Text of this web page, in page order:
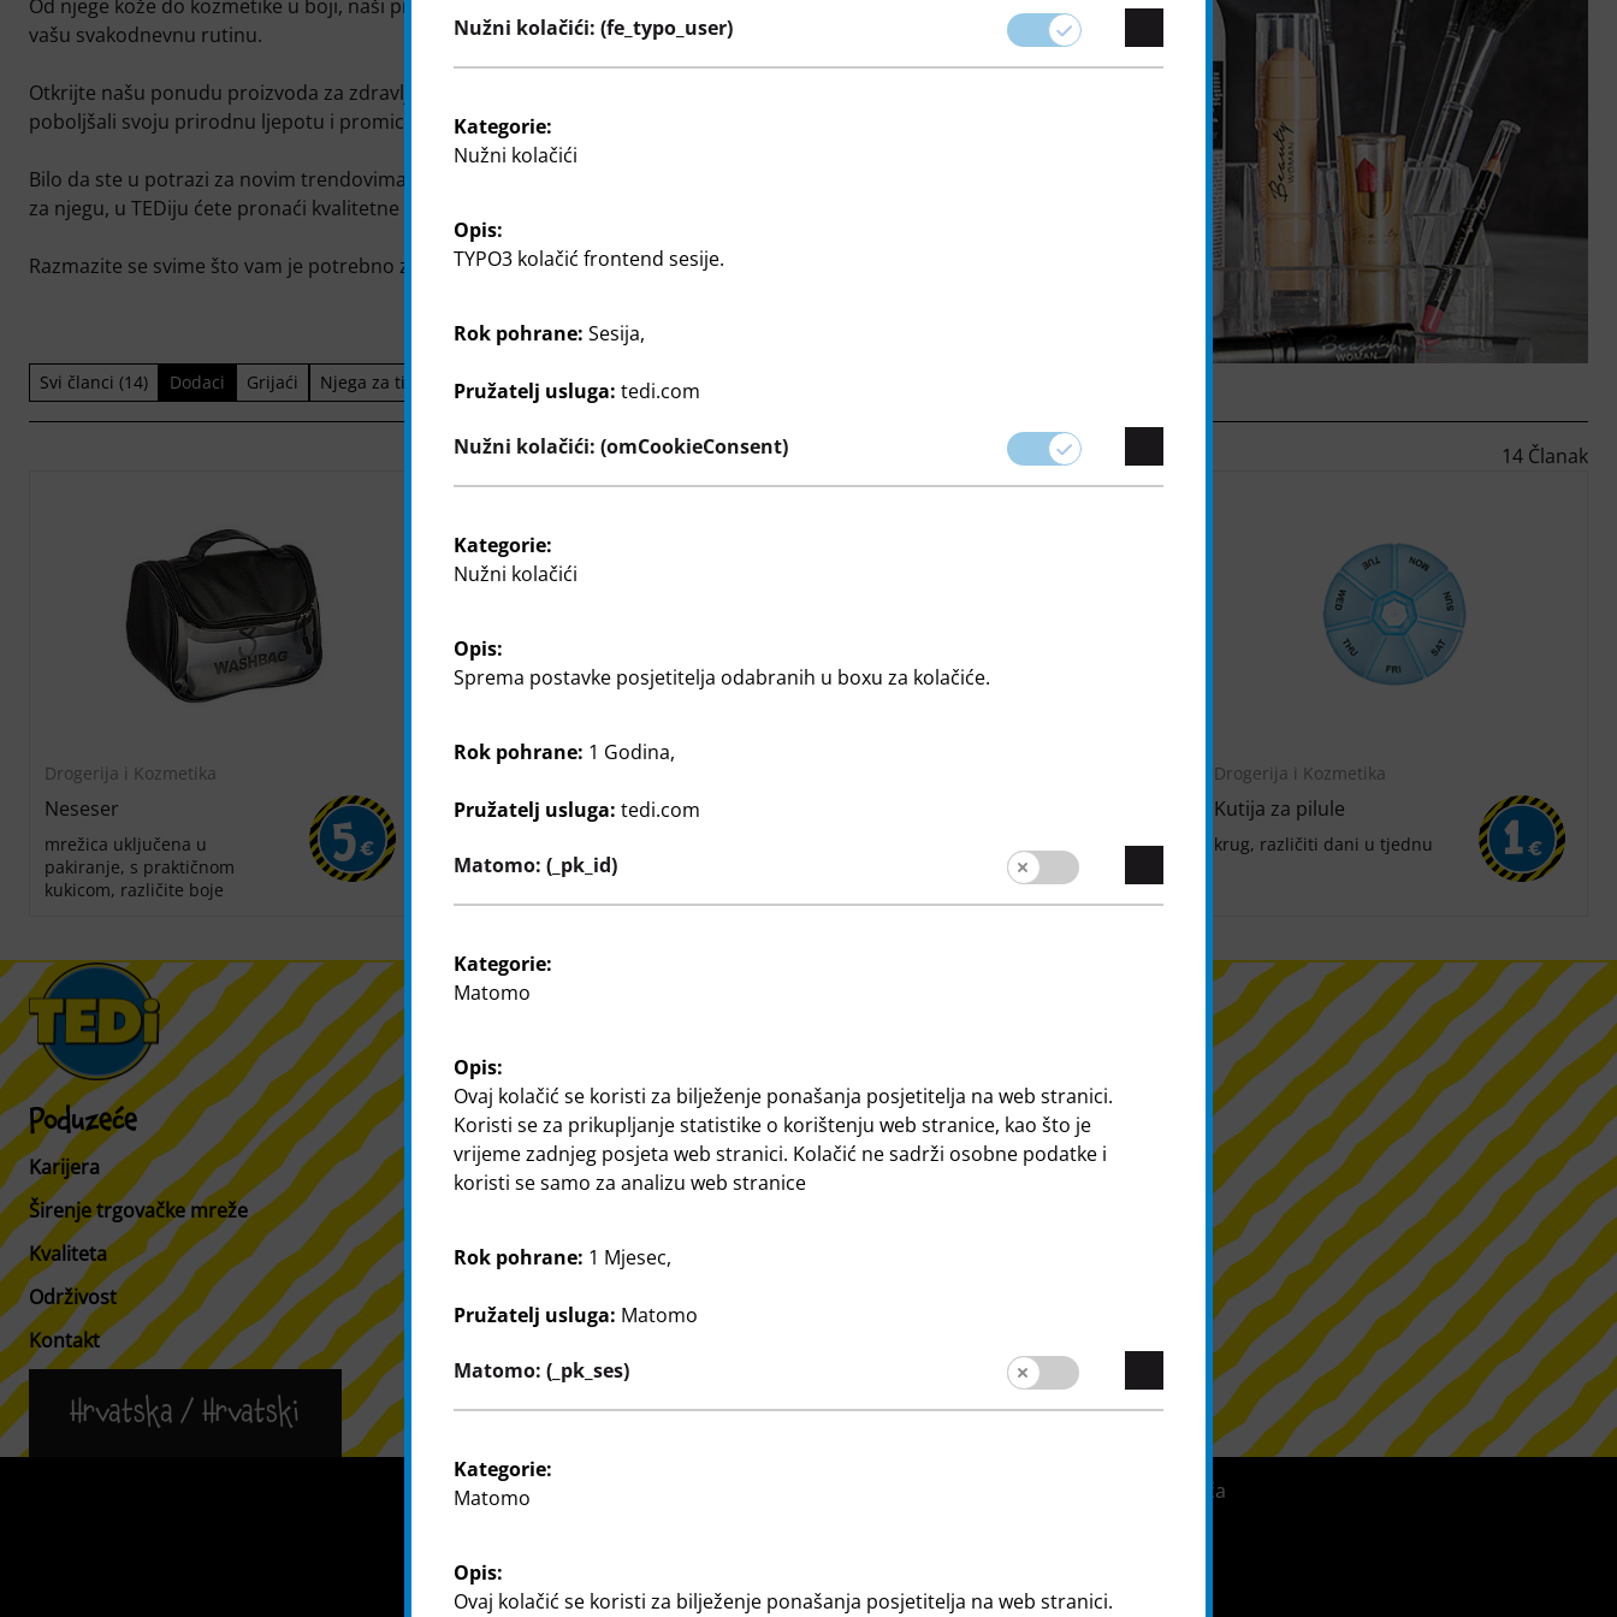
Od njege kože do kozmetike u boji, naši proizvodi nude sve što vam je potrebno za
vašu svakodnevnu rutinu.
Otkrijte našu ponudu proizvoda za zdravlje i ljepotu, pomno odabranih kako biste
poboljšali svoju prirodnu ljepotu i promicali dobrobit.
Bilo da ste u potrazi za novim trendovima šminkanja ili trebate klasične proizvode
za njegu, u TEDiju ćete pronaći kvalitetne proizvode po pristupačnim cijenama.
Razmazite se svime što vam je potrebno za dušu i tijelo.
Svi članci (14) Dodaci Grijaći Njega za tijelo
14 Članak
Drogerija i Kozmetika
Neseser
mrežica uključena u
pakiranje, s praktičnom
kukicom, različite boje
5 €
Putna kozmetička torbica
idealne za ručnu prtljagu
2 €
Drogerija i Kozmetika
Kutija za pilule
krug, različiti dani u tjednu 1 €
Poduzeće
Karijera
Širenje trgovačke mreže
Kvaliteta
Održivost
Kontakt
Kupac
Informacije za kupce
Društveni mediji
Hrvatska / Hrvatski
Kontakt Sustav zviždača
Nužni kolačići: (fe_typo_user)
Kategorie:
Nužni kolačići
Opis:
TYPO3 kolačić frontend sesije.
Rok pohrane: Sesija,
Pružatelj usluga: tedi.com
Nužni kolačići: (omCookieConsent)
Kategorie:
Nužni kolačići
Opis:
Sprema postavke posjetitelja odabranih u boxu za kolačiće.
Rok pohrane: 1 Godina,
Pružatelj usluga: tedi.com
Matomo: (_pk_id)
Kategorie:
Matomo
Opis:
Ovaj kolačić se koristi za bilježenje ponašanja posjetitelja na web stranici.
Koristi se za prikupljanje statistike o korištenju web stranice, kao što je
vrijeme zadnjeg posjeta web stranici. Kolačić ne sadrži osobne podatke i
koristi se samo za analizu web stranice
Rok pohrane: 1 Mjesec,
Pružatelj usluga: Matomo
Matomo: (_pk_ses)
Kategorie:
Matomo
Opis:
Ovaj kolačić se koristi za bilježenje ponašanja posjetitelja na web stranici.